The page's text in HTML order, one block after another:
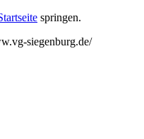
springen.
siegenburg.de/